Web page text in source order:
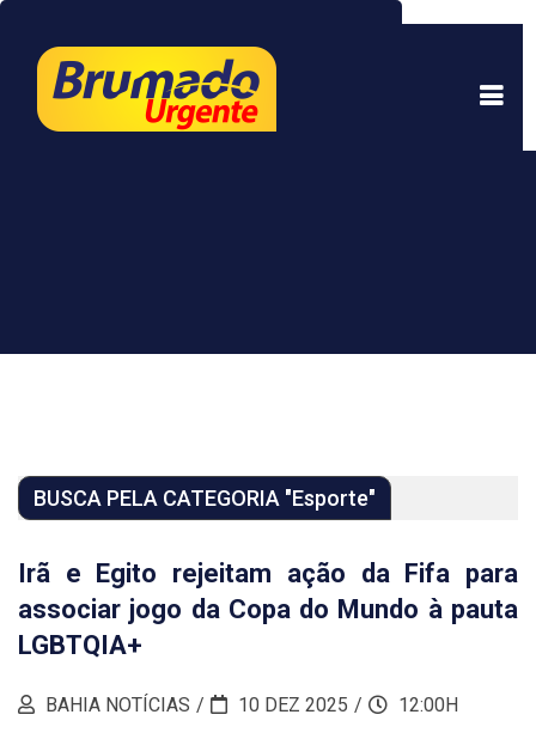
experiência. Ao continuar a navegar, você está
de acordo com isso.Saber mais.
BUSCA PELA CATEGORIA "Esporte"
Irã e Egito rejeitam ação da Fifa para
associar jogo da Copa do Mundo à pauta
LGBTQIA+
BAHIA NOTÍCIAS 10 DEZ 2025 12:00H